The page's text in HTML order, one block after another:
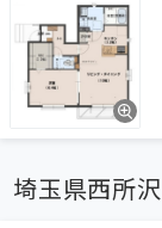
埼玉県西所